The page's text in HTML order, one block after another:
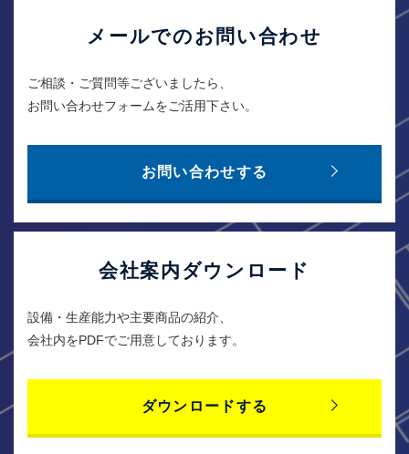
メールでのお問い合わせ
ご相談・ご質問等ございましたら、
お問い合わせフォームをご活用下さい。
お問い合わせする
会社案内ダウンロード
設備・生産能力や主要商品の紹介、
会社内をPDFでご用意しております。
ダウンロードする